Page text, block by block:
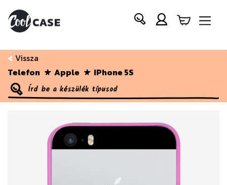
Vissza
Telefon
Apple IPhone 5S